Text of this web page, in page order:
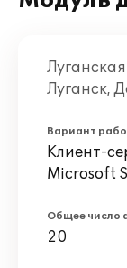
Луганск,
Вариант
Клиент-
Microsoft
Общее число
20